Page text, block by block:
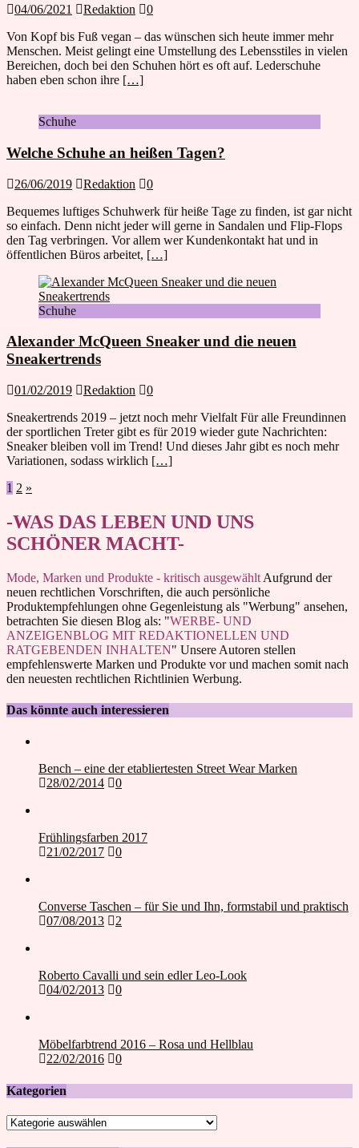
04/06/2021 Redaktion
0
Von Kopf bis Fuß vegan – das wünschen sich heute immer mehr
Menschen. Meist gelingt eine Umstellung des Lebensstiles in vielen
Bereichen, doch bei den Schuhen hört es oft auf. Lederschuhe
haben eben schon ihre […]
Schuhe
Welche Schuhe an heißen Tagen?
26/06/2019 Redaktion
0
Bequemes luftiges Schuhwerk für heiße Tage zu finden, ist gar nicht
so einfach. Denn nicht jeder will gerne in Sandalen und Flip-Flops
den Tag verbringen. Vor allem wer Kundenkontakt hat und in
öffentlichen Büros arbeitet, […]
Schuhe
Alexander McQueen Sneaker und die neuen
Sneakertrends
01/02/2019 Redaktion
0
Sneakertrends 2019 – jetzt noch mehr Vielfalt Für alle Freundinnen
der sportlichen Treter gibt es für 2019 wieder gute Nachrichten:
Sneaker bleiben voll im Trend! Und dieses Jahr gibt es noch mehr
Variationen, sodass wirklich […]
Seitennummerierung
der
Beiträge
1 2 »
-WAS DAS LEBEN UND UNS
SCHÖNER MACHT-
Mode, Marken und Produkte - kritisch ausgewählt Aufgrund der
neuen rechtlichen Vorschriften, die auch persönliche
Produktempfehlungen ohne Gegenleistung als "Werbung" ansehen,
betrachten Sie diesen Blog als: "WERBE- UND
ANZEIGENBLOG MIT REDAKTIONELLEN UND
RATGEBENDEN INHALTEN" Unsere Autoren stellen
empfehlenswerte Marken und Produkte vor und machen somit nach
den neuesten rechtlichen Richtlinien Werbung.
Das könnte auch interessieren
Bench – eine der etabliertesten Street Wear Marken
28/02/2014
0
Frühlingsfarben 2017
21/02/2017
0
Converse Taschen – für Sie und Ihn, formstabil und praktisch
07/08/2013
2
Roberto Cavalli und sein edler Leo-Look
04/02/2013
0
Möbelfarbtrend 2016 – Rosa und Hellblau
22/02/2016
0
Kategorien
Kategorien